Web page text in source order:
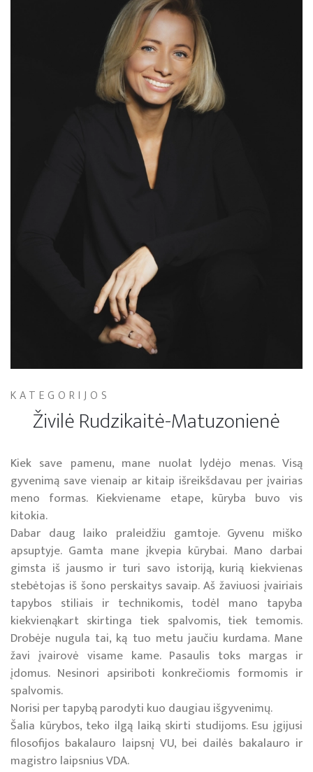
KATEGORIJOS
Živilė Rudzikaitė-Matuzonienė
Kiek save pamenu, mane nuolat lydėjo menas. Visą
gyvenimą save vienaip ar kitaip išreikšdavau per įvairias
meno formas. Kiekviename etape, kūryba buvo vis
kitokia.
Dabar daug laiko praleidžiu gamtoje. Gyvenu miško
apsuptyje. Gamta mane įkvepia kūrybai. Mano darbai
gimsta iš jausmo ir turi savo istoriją, kurią kiekvienas
stebėtojas iš šono perskaitys savaip. Aš žaviuosi įvairiais
tapybos stiliais ir technikomis, todėl mano tapyba
kiekvienąkart skirtinga tiek spalvomis, tiek temomis.
Drobėje nugula tai, ką tuo metu jaučiu kurdama. Mane
žavi įvairovė visame kame. Pasaulis toks margas ir
įdomus. Nesinori apsiriboti konkrečiomis formomis ir
spalvomis.
Norisi per tapybą parodyti kuo daugiau išgyvenimų.
Šalia kūrybos, teko ilgą laiką skirti studijoms. Esu įgijusi
filosofijos bakalauro laipsnį VU, bei dailės bakalauro ir
magistro laipsnius VDA.